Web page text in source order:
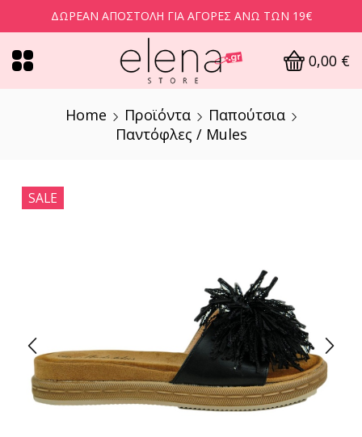
ΔΩΡΕΆΝ ΑΠΟΣΤΟΛΉ ΓΙΑ ΑΓΟΡΈΣ ΆΝΩ ΤΩΝ 19€
0,00 €
Home Προϊόντα
Παπούτσια
Παντόφλες / Mules
SALE